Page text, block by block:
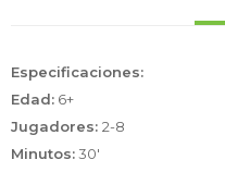
Especificaciones:
Edad: 6+
Jugadores: 2-8
Minutos:30'